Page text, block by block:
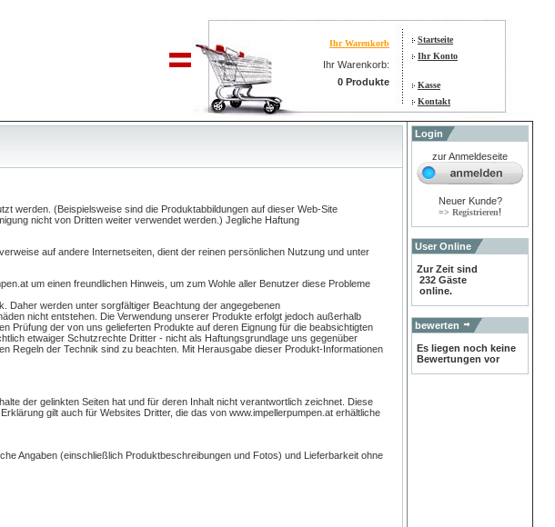
Ihr Warenkorb
Ihr Warenkorb:
0 Produkte
Startseite
Ihr Konto
Kasse
Kontakt
werden. (Beispielsweise sind die Produktabbildungen auf dieser Web-Site
nicht von Dritten weiter verwendet werden.) Jegliche Haftung
auf andere Internetseiten, dient der reinen persönlichen Nutzung und unter
um einen freundlichen Hinweis, um zum Wohle aller Benutzer diese Probleme
Daher werden unter sorgfältiger Beachtung der angegebenen
nicht entstehen. Die Verwendung unserer Produkte erfolgt jedoch außerhalb
Prüfung der von uns gelieferten Produkte auf deren Eignung für die beabsichtigten
etwaiger Schutzrechte Dritter - nicht als Haftungsgrundlage uns gegenüber
Regeln der Technik sind zu beachten. Mit Herausgabe dieser Produkt-Informationen
der gelinkten Seiten hat und für deren Inhalt nicht verantwortlich zeichnet. Diese
gilt auch für Websites Dritter, die das von www.impellerpumpen.at erhältliche
Angaben (einschließlich Produktbeschreibungen und Fotos) und Lieferbarkeit ohne
Login
zur Anmeldeseite
Neuer Kunde?
=> Registrieren!
User Online
Zur Zeit sind
232 Gäste
online.
bewerten
Es liegen noch keine
Bewertungen vor